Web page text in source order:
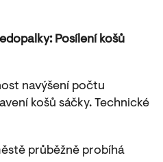
Posílení košů
navýšení počtu
košů sáčky. Technické
průběžně probíhá